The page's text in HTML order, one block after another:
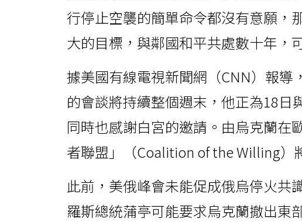
行停止空襲的簡單命令都沒有意願，
大的目標，與鄰國和平共處數十年，
據美國有線電視新聞網（CNN）報導
的會談將持續整個週末，他正為18日
同時也感謝白宮的邀請。由烏克蘭在
者聯盟」（Coalition of the Willing）
此前，美俄峰會未能促成俄烏停火共
羅斯總統蒲亭可能要求烏克蘭撤出東